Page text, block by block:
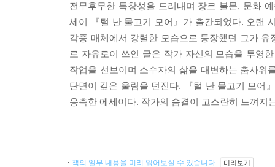
전무후무한 독창성을 드러내며 장르 불문, 문화
세이 『털 난 물고기 모어』가 출간되었다. 오랜
각종 매체에서 강렬한 모습으로 등장했던 그가
로 자유로이 쓰인 글은 작가 자신의 모습을 투영
작업을 선보이며 소수자의 삶을 대변하는 춤사위
단면이 깊은 울림을 던진다. 『털 난 물고기 모어
응축한 에세이다. 작가의 숨결이 고스란히 느껴지
책의 일부 내용을 미리 읽어보실 수 있습니다. 미리보기